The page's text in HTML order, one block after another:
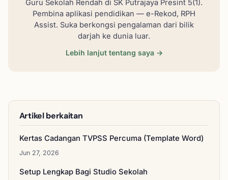
Guru Sekolah Rendah di SK Putrajaya Presint 5(1).
Pembina aplikasi pendidikan — e-Rekod, RPH
Assist. Suka berkongsi pengalaman dari bilik
darjah ke dunia luar.
Lebih lanjut tentang saya →
Artikel berkaitan
Kertas Cadangan TVPSS Percuma (Template Word)
Jun 27, 2026
Setup Lengkap Bagi Studio Sekolah